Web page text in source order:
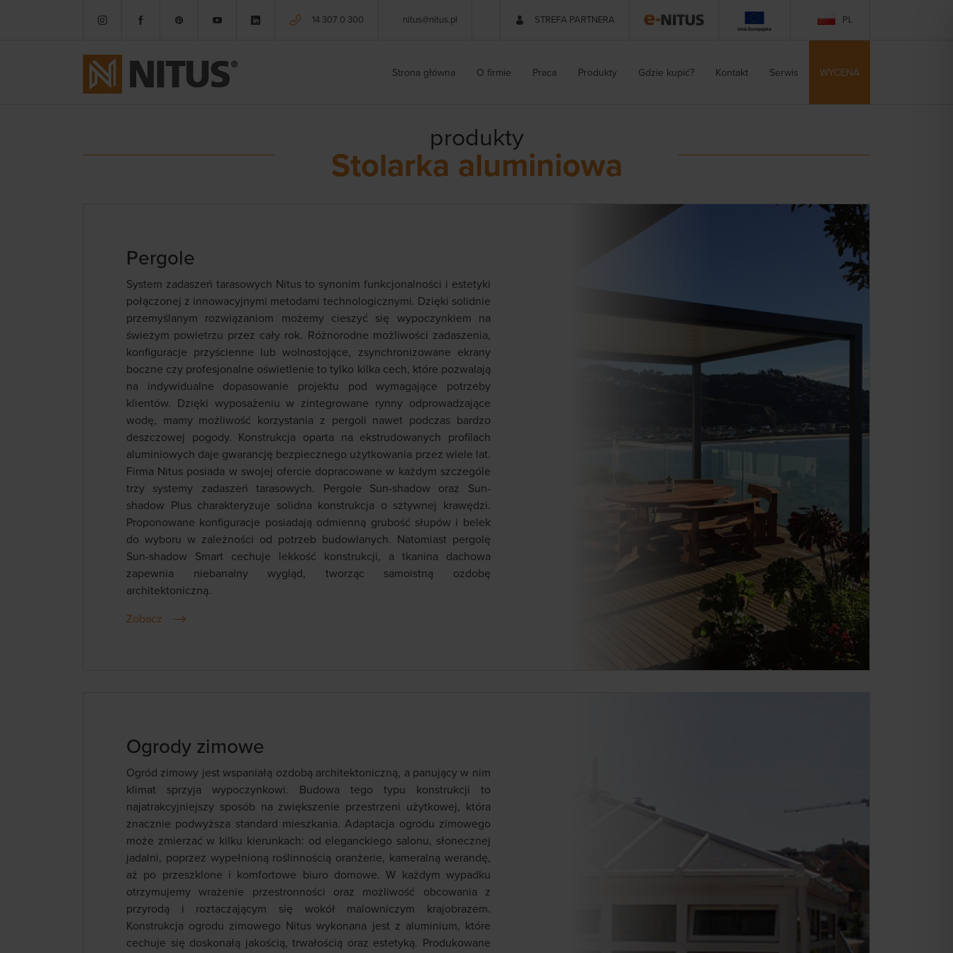
14 307 0 300 nitus@nitus.pl STREFA PARTNERA PL
Strona główna O firmie Praca Produkty Gdzie kupić? Kontakt Serwis WYCENA
produkty
Stolarka aluminiowa
Pergole
System zadaszeń tarasowych Nitus to synonim funkcjonalności i estetyki
połączonej z innowacyjnymi metodami technologicznymi. Dzięki solidnie
przemyślanym rozwiązaniom możemy cieszyć się wypoczynkiem na
świeżym powietrzu przez cały rok. Różnorodne możliwości zadaszenia,
konfiguracje przyścienne lub wolnostojące, zsynchronizowane ekrany
boczne czy profesjonalne oświetlenie to tylko kilka cech, które pozwalają
na indywidualne dopasowanie projektu pod wymagające potrzeby
klientów. Dzięki wyposażeniu w zintegrowane rynny odprowadzające
wodę, mamy możliwość korzystania z pergoli nawet podczas bardzo
deszczowej pogody. Konstrukcja oparta na ekstrudowanych profilach
aluminiowych daje gwarancję bezpiecznego użytkowania przez wiele lat.
Firma Nitus posiada w swojej ofercie dopracowane w każdym szczególe
trzy systemy zadaszeń tarasowych. Pergole Sun-shadow oraz Sun-
shadow Plus charakteryzuje solidna konstrukcja o sztywnej krawędzi.
Proponowane konfiguracje posiadają odmienną grubość słupów i belek
do wyboru w zależności od potrzeb budowlanych. Natomiast pergolę
Sun-shadow Smart cechuje lekkość konstrukcji, a tkanina dachowa
zapewnia niebanalny wygląd, tworząc samoistną ozdobę
architektoniczną.
Zobacz
Ogrody zimowe
Ogród zimowy jest wspaniałą ozdobą architektoniczną, a panujący w nim
klimat sprzyja wypoczynkowi. Budowa tego typu konstrukcji to
najatrakcyjniejszy sposób na zwiększenie przestrzeni użytkowej, która
znacznie podwyższa standard mieszkania. Adaptacja ogrodu zimowego
może zmierzać w kilku kierunkach: od eleganckiego salonu, słonecznej
jadalni, poprzez wypełnioną roślinnością oranżerie, kameralną werandę,
aż po przeszklone i komfortowe biuro domowe. W każdym wypadku
otrzymujemy wrażenie przestronności oraz możliwość obcowania z
przyrodą i roztaczającym się wokół malowniczym krajobrazem.
Konstrukcja ogrodu zimowego Nitus wykonana jest z aluminium, które
cechuje się doskonałą jakością, trwałością oraz estetyką. Produkowane